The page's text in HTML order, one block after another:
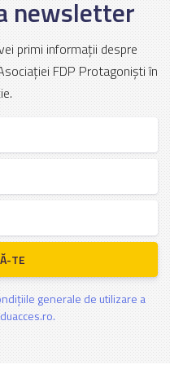
newsletter
primi informații despre
FDP Protagoniști în
TE
generale de utilizare a